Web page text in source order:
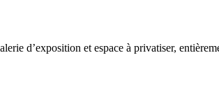
d’exposition et espace à privatiser,